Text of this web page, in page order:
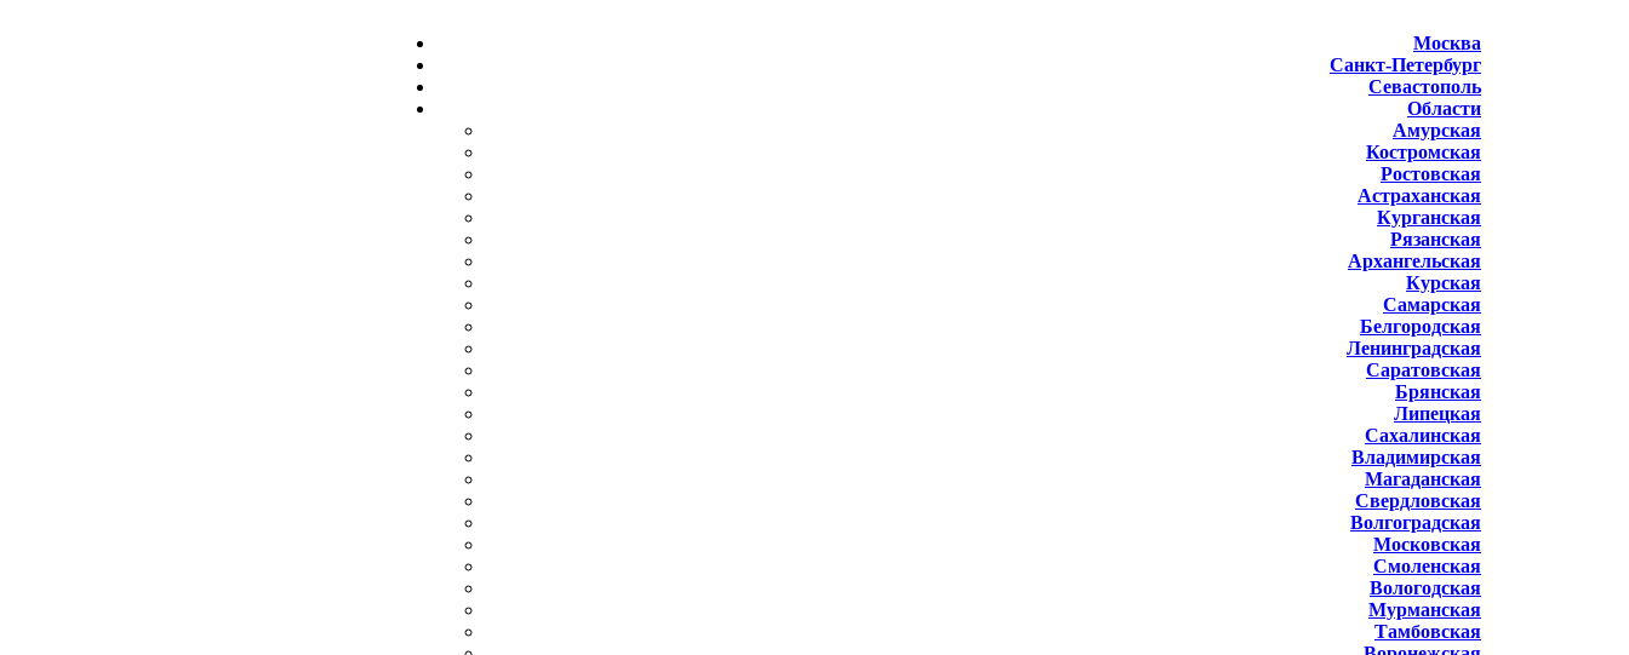
Москва
Санкт-Петербург
Севастополь
Области
Амурская
Костромская
Ростовская
Астраханская
Курганская
Рязанская
Архангельская
Курская
Самарская
Белгородская
Ленинградская
Саратовская
Брянская
Липецкая
Сахалинская
Владимирская
Магаданская
Свердловская
Волгоградская
Московская
Смоленская
Вологодская
Мурманская
Тамбовская